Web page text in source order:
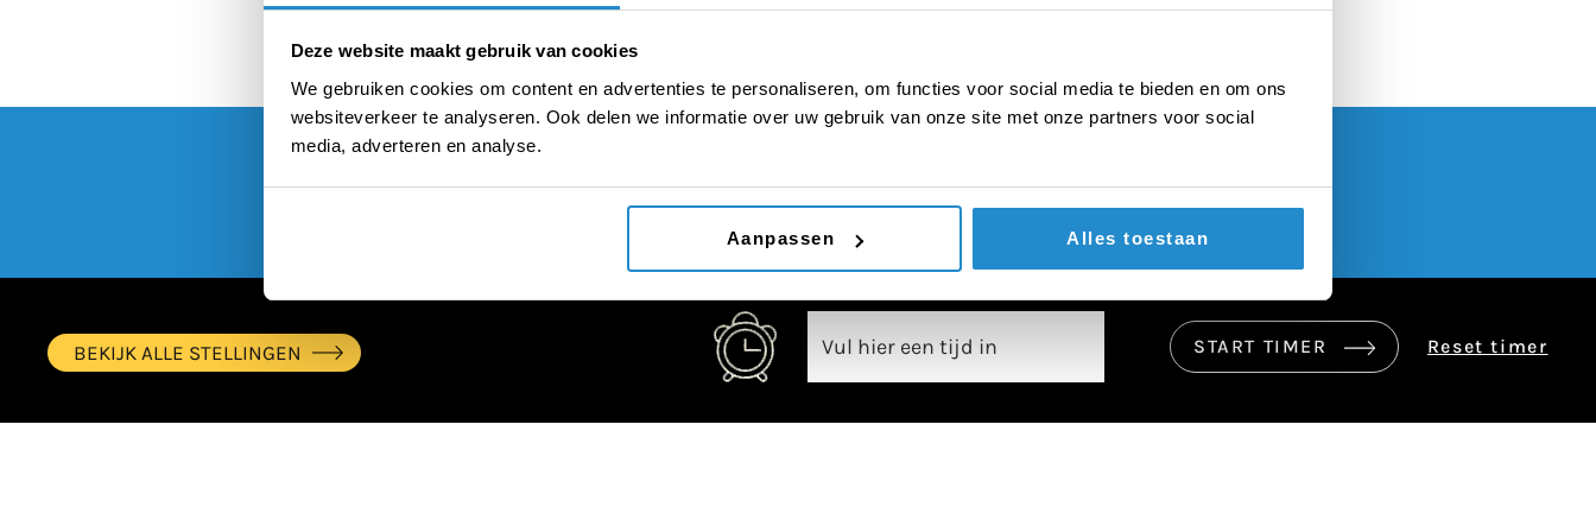
Deze website maakt gebruik van cookies
We gebruiken cookies om content en advertenties te personaliseren, om functies voor social media te bieden en om ons
websiteverkeer te analyseren. Ook delen we informatie over uw gebruik van onze site met onze partners voor social
media, adverteren en analyse.
Aanpassen Alles toestaan
00:00
BEKIJK ALLE STELLINGEN START TIMER Reset timer